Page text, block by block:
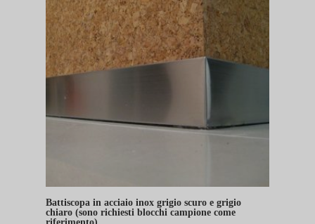
Battiscopa in acciaio inox grigio scuro e grigio
chiaro (sono richiesti blocchi campione come